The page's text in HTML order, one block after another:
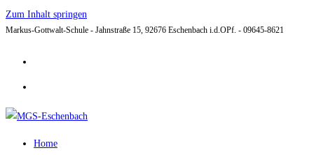
Zum Inhalt springen
Markus-Gottwalt-Schule - Jahnstraße 15, 92676 Eschenbach i.d.OPf. - 09645-8621
Home